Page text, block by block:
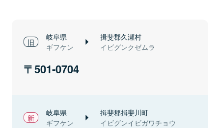
岐阜県
ギフケン
揖斐郡久瀬村
イビグンクゼムラ
501-0704
岐阜県
ギフケン
揖斐郡揖斐川町
イビグンイビガワチョウ